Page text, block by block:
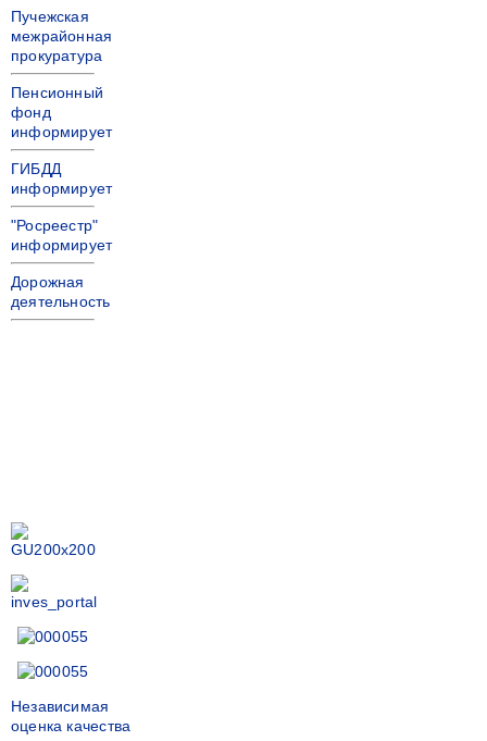
Пучежская
межрайонная
прокуратура
Пенсионный
фонд
информирует
ГИБДД
информирует
"Росреестр"
информирует
Дорожная
деятельность
Независимая
оценка качества